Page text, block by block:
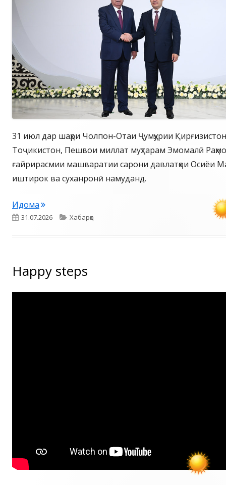
31 июл дар шаҳри Чолпон-Отаи Ҷумҳурии
Тоҷикистон, Пешвои миллат муҳтарам Эмомалӣ
ғайрирасмии машваратии сарони давлатҳои Осиёи
иштирок ва суханронӣ намуданд.
Идома
Опубликовано
31.07.2026 Рубрики
Хабарҳо
Happy steps